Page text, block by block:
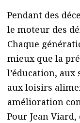
Pendant des
le moteur des
Chaque
mieux que la
l’éducation,
aux loisirs
amélioration
Pour Jean Viard,